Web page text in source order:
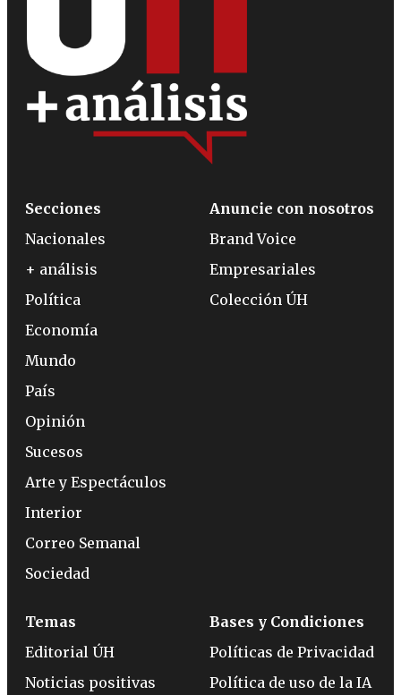
Secciones
Nacionales
+ análisis
Política
Economía
Mundo
País
Opinión
Sucesos
Arte y Espectáculos
Interior
Correo Semanal
Sociedad
Anuncie con nosotros
Brand Voice
Empresariales
Colección ÚH
Temas
Editorial ÚH
Noticias positivas
Bases y Condiciones
Políticas de Privacidad
Política de uso de la IA